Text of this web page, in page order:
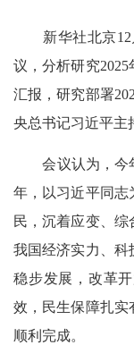
新华社北京12
议，分析研究
汇报，研究部署
央总书记习近平主
会议认为，今年
年，以习近平同志
民，沉着应变、综
我国经济实力、科
稳步发展，改革
效，民生保障扎实
顺利完成。